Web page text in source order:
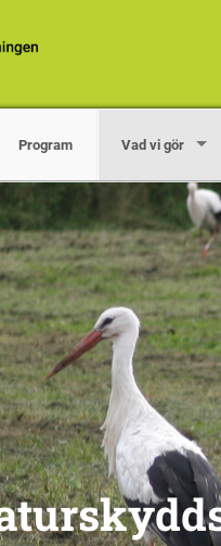
Program Vad vi gör